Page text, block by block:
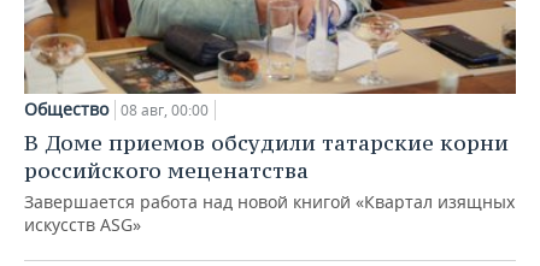
Общество 08 авг, 00:00
В Доме приемов обсудили татарские корни
российского меценатства
Завершается работа над новой книгой «Квартал изящных
искусств ASG»